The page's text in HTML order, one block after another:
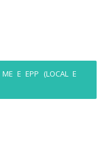
ME E EPP (LOCAL E